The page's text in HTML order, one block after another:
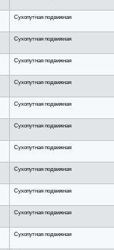
Сухопутная подвижная
Сухопутная подвижная
Сухопутная подвижная
Сухопутная подвижная
Сухопутная подвижная
Сухопутная подвижная
Сухопутная подвижная
Сухопутная подвижная
Сухопутная подвижная
Сухопутная подвижная
Сухопутная подвижная